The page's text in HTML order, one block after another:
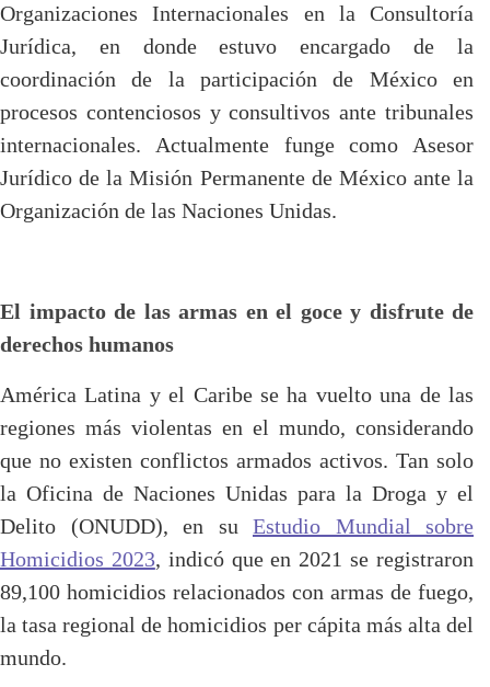
Organizaciones Internacionales en la Consultoría
Jurídica, en donde estuvo encargado de la
coordinación de la participación de México en
procesos contenciosos y consultivos ante tribunales
internacionales. Actualmente funge como Asesor
Jurídico de la Misión Permanente de México ante la
Organización de las Naciones Unidas.
El impacto de las armas en el goce y disfrute de
derechos humanos
América Latina y el Caribe se ha vuelto una de las
regiones más violentas en el mundo, considerando
que no existen conflictos armados activos. Tan solo
la Oficina de Naciones Unidas para la Droga y el
Delito (ONUDD), en su Estudio Mundial sobre
Homicidios 2023, indicó que en 2021 se registraron
89,100 homicidios relacionados con armas de fuego,
la tasa regional de homicidios per cápita más alta del
mundo.